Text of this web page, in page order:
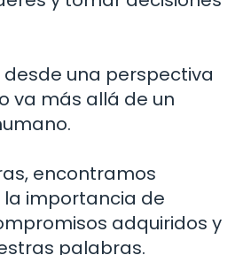
desde una perspectiva
va más allá de un
encontramos
importancia de
adquiridos y
palabras.